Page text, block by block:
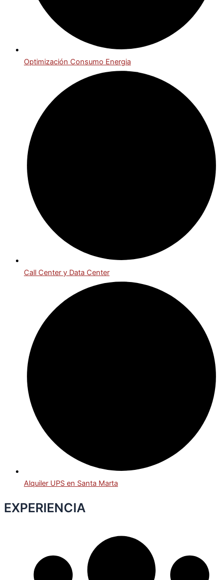
Optimización Consumo Energia
Call Center y Data Center
Alquiler UPS en Santa Marta
EXPERIENCIA